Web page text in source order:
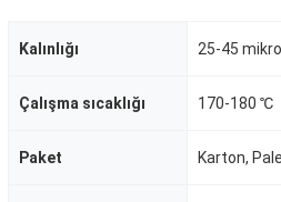
Kalınlığı 25-45
Çalışma sıcaklığı 170-180 ℃
Paket Karton,